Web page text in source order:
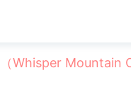
Whisper Mountain